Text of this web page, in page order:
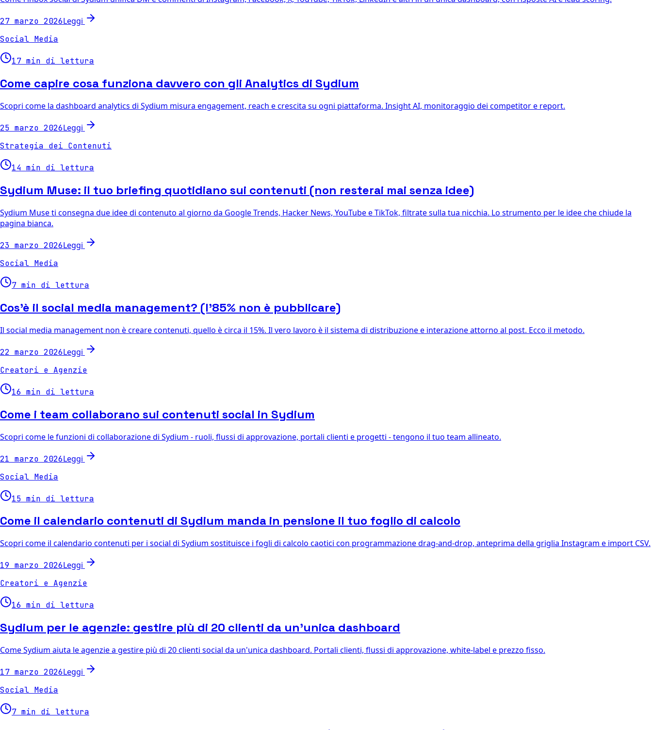
27 marzo 2026Leggi
Social Media
17 min di lettura
Come capire cosa funziona davvero con gli Analytics di Sydium
Scopri come la dashboard analytics di Sydium misura engagement, reach e crescita su ogni piattaforma. Insight AI, monitoraggio dei competitor e report.
25 marzo 2026Leggi
Strategia dei Contenuti
14 min di lettura
Sydium Muse: il tuo briefing quotidiano sui contenuti (non resterai mai senza idee)
Sydium Muse ti consegna due idee di contenuto al giorno da Google Trends, Hacker News, YouTube e TikTok, filtrate sulla tua nicchia. Lo strumento per le idee che chiude la
pagina bianca.
23 marzo 2026Leggi
Social Media
7 min di lettura
Cos'è il social media management? (l'85% non è pubblicare)
Il social media management non è creare contenuti, quello è circa il 15%. Il vero lavoro è il sistema di distribuzione e interazione attorno al post. Ecco il metodo.
22 marzo 2026Leggi
Creatori e Agenzie
16 min di lettura
Come i team collaborano sui contenuti social in Sydium
Scopri come le funzioni di collaborazione di Sydium - ruoli, flussi di approvazione, portali clienti e progetti - tengono il tuo team allineato.
21 marzo 2026Leggi
Social Media
15 min di lettura
Come il calendario contenuti di Sydium manda in pensione il tuo foglio di calcolo
Scopri come il calendario contenuti per i social di Sydium sostituisce i fogli di calcolo caotici con programmazione drag-and-drop, anteprima della griglia Instagram e import CSV.
19 marzo 2026Leggi
Creatori e Agenzie
16 min di lettura
Sydium per le agenzie: gestire più di 20 clienti da un'unica dashboard
Come Sydium aiuta le agenzie a gestire più di 20 clienti social da un'unica dashboard. Portali clienti, flussi di approvazione, white-label e prezzo fisso.
17 marzo 2026Leggi
Social Media
7 min di lettura